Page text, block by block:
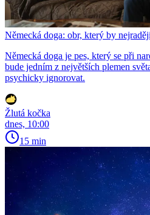
Německá doga: obr, který by
Německá doga je pes, který se při
bude jedním z největších plemen
psychicky ignorovat.
Žlutá kočka
dnes, 10:00
15 min